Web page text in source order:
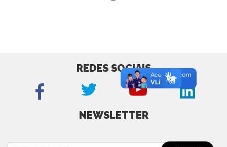
REDES SOCIAIS
NEWSLETTER